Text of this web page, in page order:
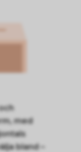
med
bland –